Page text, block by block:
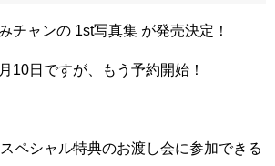
チャンの 1st写真集 が発売決定！
10日ですが、もう予約開始！
ペシャル特典のお渡し会に参加できる